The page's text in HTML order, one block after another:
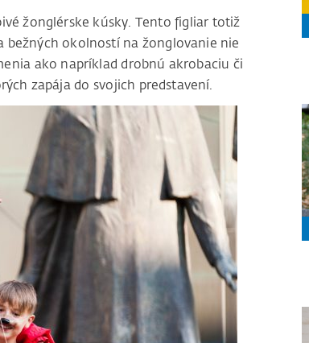
žonglérske kúsky. Tento figliar totiž
okolností na žonglovanie nie
ako napríklad drobnú akrobaciu či
zapája do svojich predstavení.